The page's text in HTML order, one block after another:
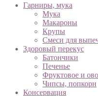
Гарниры, мука
Мука
Макароны
Крупы
Смеси для
Здоровый перекус
Батончики
Печенье
Фруктовое и
Чипсы, попкорн
Консервация